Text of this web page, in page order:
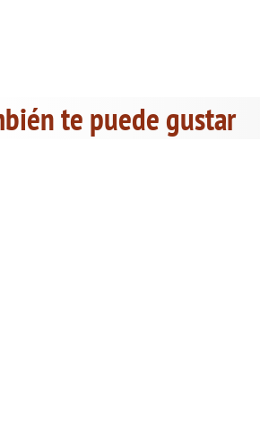
te puede gustar